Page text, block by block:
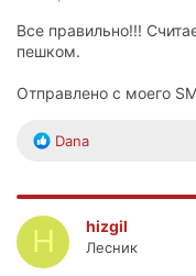
Все правильно!!!
пешком.
Отправлено с моего
Р
к
ц
и
Dana
H hizgil
Лесник